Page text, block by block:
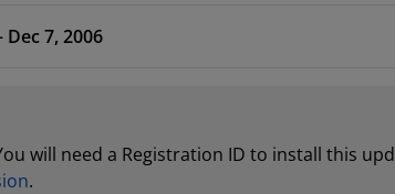
Dec 7, 2006
will need a Registration ID to install this
.